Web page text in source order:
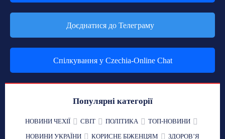
Доєднатися до Телеграму
Спілкування у Czechia-Online Chat
Популярні категорії
НОВИНИ ЧЕХІЇ СВІТ ПОЛІТИКА
ТОП-НОВИНИ
НОВИНИ УКРАЇНИ
КОРИСНЕ БІЖЕНЦЯМ ЗДОРОВʼЯ